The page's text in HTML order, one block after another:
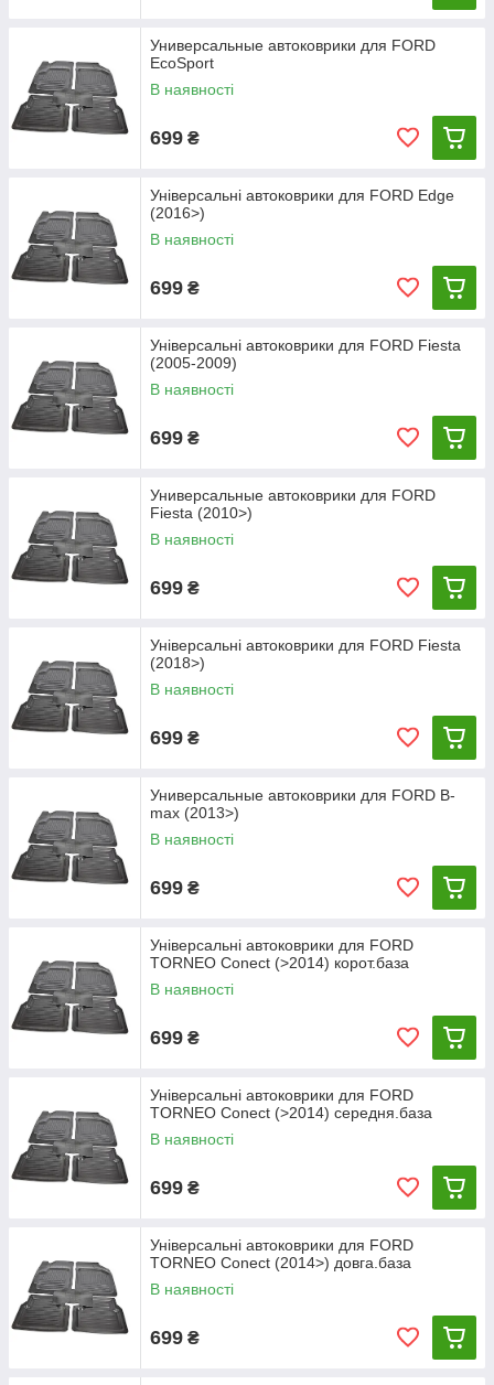
Универсальные автоковрики для FORD
EcoSport
В наявності
699 ₴
Універсальні автоковрики для FORD Edge
(2016>)
В наявності
699 ₴
Універсальні автоковрики для FORD Fiesta
(2005-2009)
В наявності
699 ₴
Универсальные автоковрики для FORD
Fiesta (2010>)
В наявності
699 ₴
Універсальні автоковрики для FORD Fiesta
(2018>)
В наявності
699 ₴
Универсальные автоковрики для FORD B-
max (2013>)
В наявності
699 ₴
Універсальні автоковрики для FORD
TORNEO Conect (>2014) корот.база
В наявності
699 ₴
Універсальні автоковрики для FORD
TORNEO Conect (>2014) середня.база
В наявності
699 ₴
Універсальні автоковрики для FORD
TORNEO Conect (2014>) довга.база
В наявності
699 ₴